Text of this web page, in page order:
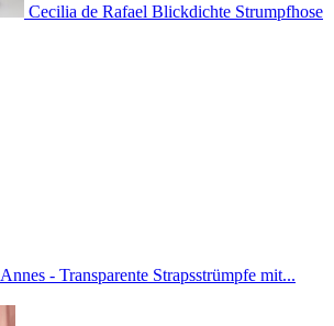
Cecilia de Rafael Blickdichte Strumpfhose
Annes - Transparente Strapsstrümpfe mit...